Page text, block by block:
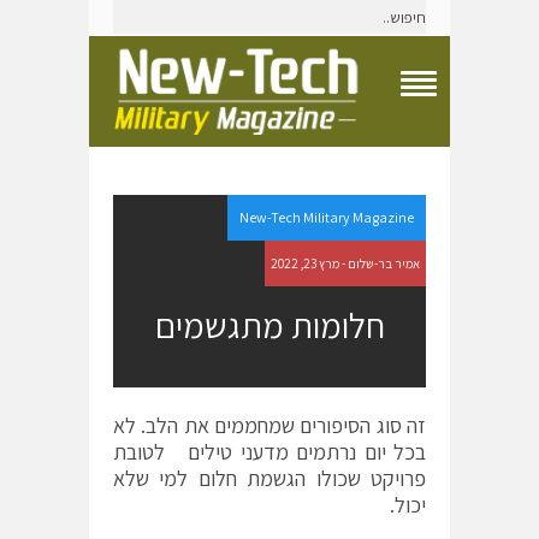
g
l
e
N
a
i
n
M
e
n
u
New-Tech Military Magazine
אמיר בר-שלום - מרץ 23, 2022
חלומות מתגשמים
זה סוג הסיפורים שמחממים את הלב. לא
בכל יום נרתמים מדעני טילים לטובת
פרויקט שכולו הגשמת חלום למי שלא
יכול.